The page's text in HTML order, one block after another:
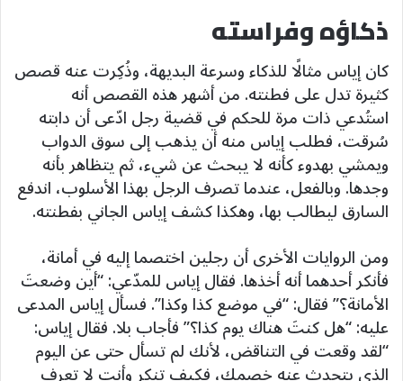
ذكاؤه وفراسته
كان إياس مثالًا للذكاء وسرعة البديهة، وذُكِرت عنه قصص
كثيرة تدل على فطنته. من أشهر هذه القصص أنه
استُدعي ذات مرة للحكم في قضية رجل ادّعى أن دابته
سُرقت، فطلب إياس منه أن يذهب إلى سوق الدواب
ويمشي بهدوء كأنه لا يبحث عن شيء، ثم يتظاهر بأنه
وجدها. وبالفعل، عندما تصرف الرجل بهذا الأسلوب، اندفع
السارق ليطالب بها، وهكذا كشف إياس الجاني بفطنته.
ومن الروايات الأخرى أن رجلين اختصما إليه في أمانة،
فأنكر أحدهما أنه أخذها. فقال إياس للمدّعي: “أين وضعتَ
الأمانة؟” فقال: “في موضع كذا وكذا”. فسأل إياس المدعى
عليه: “هل كنتَ هناك يوم كذا؟” فأجاب بلا. فقال إياس:
“لقد وقعت في التناقض، لأنك لم تسأل حتى عن اليوم